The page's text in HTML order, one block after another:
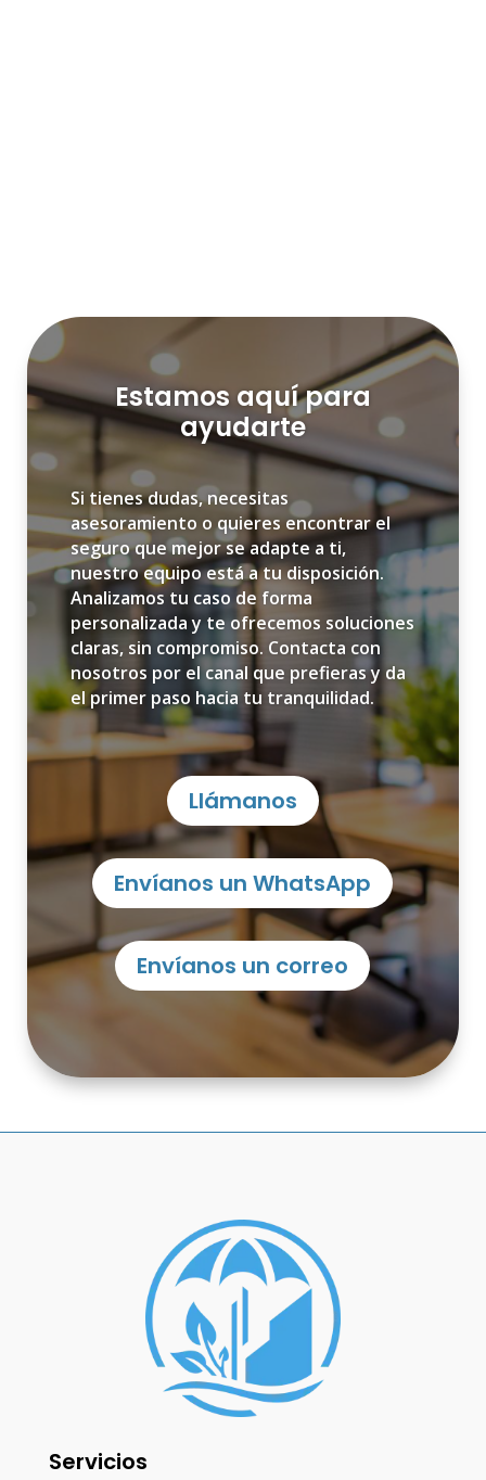
Estamos aquí para
ayudarte
Si tienes dudas, necesitas
asesoramiento o quieres encontrar el
seguro que mejor se adapte a ti,
nuestro equipo está a tu disposición.
Analizamos tu caso de forma
personalizada y te ofrecemos soluciones
claras, sin compromiso. Contacta con
nosotros por el canal que prefieras y da
el primer paso hacia tu tranquilidad.
Llámanos
Envíanos un WhatsApp
Envíanos un correo
Servicios